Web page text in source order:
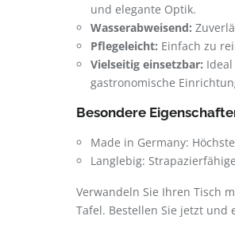
und elegante Optik.
Wasserabweisend:
Pflegeleicht: Einfach zu
Vielseitig einsetzbar:
gastronomische
Besondere
Made in Germany:
Langlebig:
Verwandeln Sie Ihren Tisch
Tafel. Bestellen Sie jetzt und